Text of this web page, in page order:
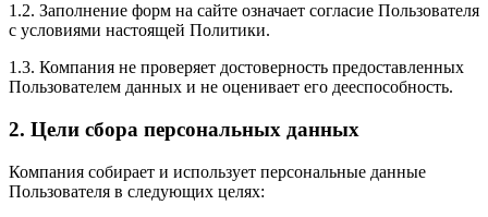
1.2. Заполнение форм на сайте означает согласие Пользователя
с условиями настоящей Политики.
1.3. Компания не проверяет достоверность предоставленных
Пользователем данных и не оценивает его дееспособность.
2. Цели сбора персональных данных
Компания собирает и использует персональные данные
Пользователя в следующих целях: